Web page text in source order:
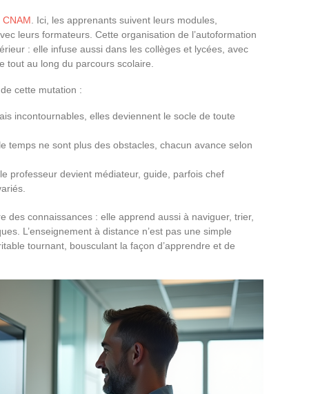
. Ici, les apprenants suivent leurs modules,
leurs formateurs. Cette organisation de l’autoformation
: elle infuse aussi dans les collèges et lycées, avec
tout au long du parcours scolaire.
cette mutation :
incontournables, elles deviennent le socle de toute
temps ne sont plus des obstacles, chacun avance selon
professeur devient médiateur, guide, parfois chef
des connaissances : elle apprend aussi à naviguer, trier,
L’enseignement à distance n’est pas une simple
tournant, bousculant la façon d’apprendre et de